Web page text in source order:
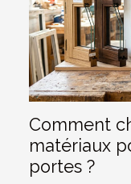
Comment
matériaux
portes ?